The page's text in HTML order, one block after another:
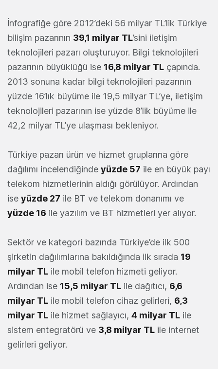
İnfografiğe göre 2012’deki 56 milyar TL’lik Türkiye
bilişim pazarının 39,1 milyar TL’sini iletişim
teknolojileri pazarı oluşturuyor. Bilgi teknolojileri
pazarının büyüklüğü ise 16,8 milyar TL çapında.
2013 sonuna kadar bilgi teknolojileri pazarının
yüzde 16’lık büyüme ile 19,5 milyar TL’ye, iletişim
teknolojileri pazarının ise yüzde 8’lik büyüme ile
42,2 milyar TL’ye ulaşması bekleniyor.
Türkiye pazarı ürün ve hizmet gruplarına göre
dağılımı incelendiğinde yüzde 57 ile en büyük payı
telekom hizmetlerinin aldığı görülüyor. Ardından
ise yüzde 27 ile BT ve telekom donanımı ve
yüzde 16 ile yazılım ve BT hizmetleri yer alıyor.
Sektör ve kategori bazında Türkiye’de ilk 500
şirketin dağılımlarına bakıldığında ilk sırada 19
milyar TL ile mobil telefon hizmeti geliyor.
Ardından ise 15,5 milyar TL ile dağıtıcı, 6,6
milyar TL ile mobil telefon cihaz gelirleri, 6,3
milyar TL ile hizmet sağlayıcı, 4 milyar TL ile
sistem entegratörü ve 3,8 milyar TL ile internet
gelirleri geliyor.